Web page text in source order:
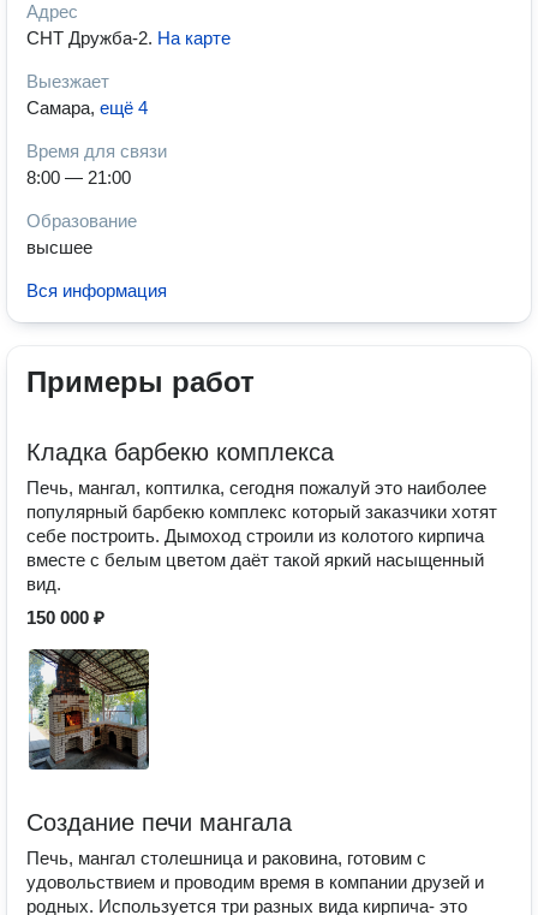
Адрес
СНТ Дружба-2. На карте
Выезжает
Самара, ещё 4
Время для связи
8:00 — 21:00
Образование
высшее
Вся информация
Примеры работ
Кладка барбекю комплекса
Печь, мангал, коптилка, сегодня пожалуй это наиболее
популярный барбекю комплекс который заказчики хотят
себе построить. Дымоход строили из колотого кирпича
вместе с белым цветом даёт такой яркий насыщенный
вид.
150 000 ₽
Создание печи мангала
Печь, мангал столешница и раковина, готовим с
удовольствием и проводим время в компании друзей и
родных. Используется три разных вида кирпича- это